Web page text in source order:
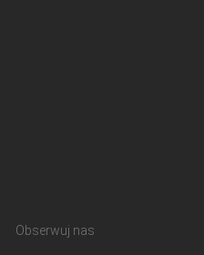
Obserwuj nas